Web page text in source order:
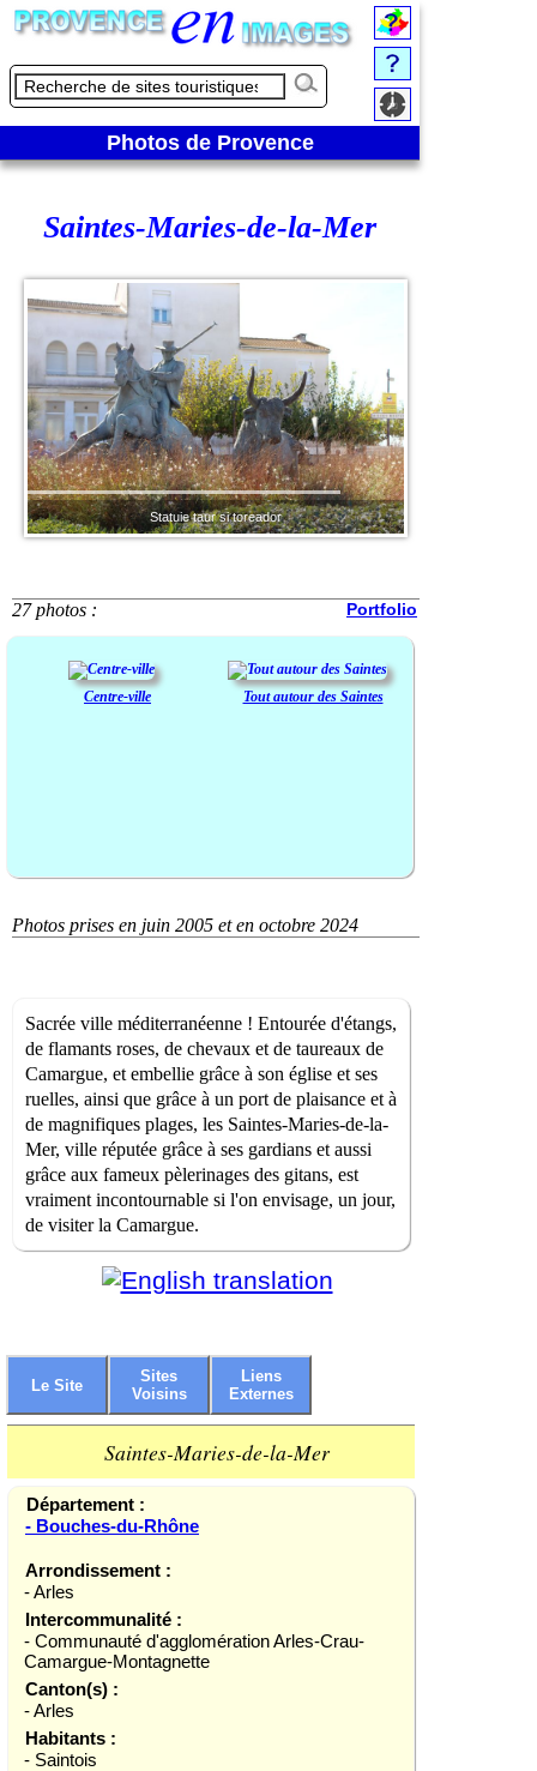
Photos de Provence
Saintes-Maries-de-la-Mer
Statuie taur si toreador
27 photos : Portfolio
Centre-ville Tout autour des Saintes
Photos prises en juin 2005 et en octobre 2024
Sacrée ville méditerranéenne ! Entourée d'étangs,
de flamants roses, de chevaux et de taureaux de
Camargue, et embellie grâce à son église et ses
ruelles, ainsi que grâce à un port de plaisance et à
de magnifiques plages, les Saintes-Maries-de-la-
Mer, ville réputée grâce à ses gardians et aussi
grâce aux fameux pèlerinages des gitans, est
vraiment incontournable si l'on envisage, un jour,
de visiter la Camargue.
Le Site
Sites
Voisins
Liens
Externes
Saintes-Maries-de-la-Mer
Département :
- Bouches-du-Rhône
Arrondissement :
- Arles
Intercommunalité :
- Communauté d'agglomération Arles-Crau-
Camargue-Montagnette
Canton(s) :
- Arles
Habitants :
- Saintois